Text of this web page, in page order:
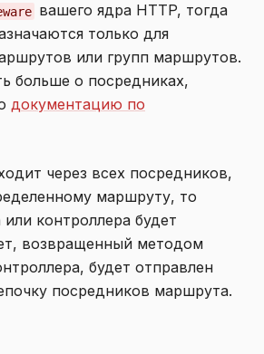
вашего ядра HTTP, тогда
только для
или групп маршрутов.
больше о посредниках,
документацию по
через всех посредников,
маршруту, то
контроллера будет
возвращенный методом
будет отправлен
посредников маршрута.